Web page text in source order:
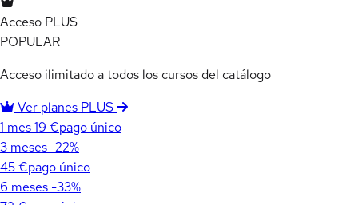
Acceso PLUS
POPULAR
Acceso ilimitado a todos los cursos del catálogo
Ver planes PLUS
1 mes19 €pago único
3 meses -22%
45 €pago único
6 meses -33%